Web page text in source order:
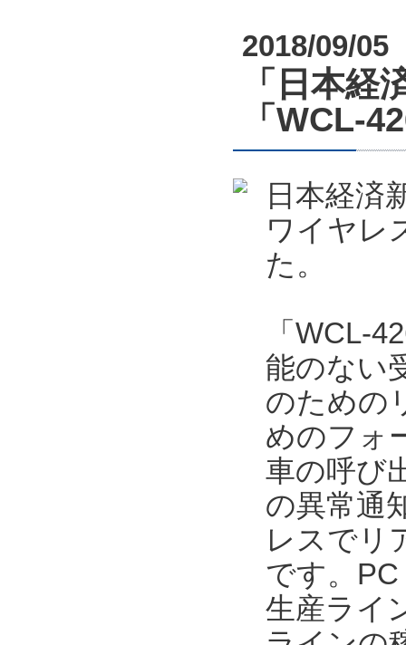
2018/09/05
「日本経
「WCL-
日本経済
ワイヤレ
た。
「WCL-
能のない
のための
めのフォ
車の呼び
の異常通
レスでリ
です。
生産ライ